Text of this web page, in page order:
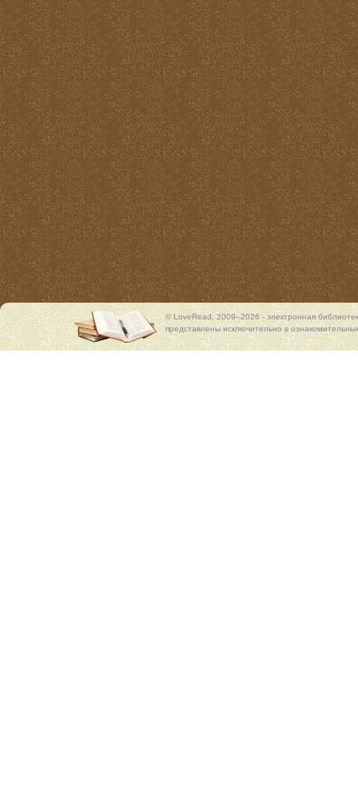
© LoveRead, 2009–2026 - электронная
представлены исключительно в